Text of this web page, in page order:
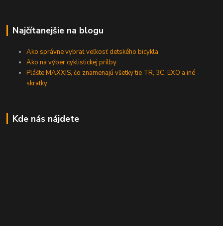
Najčítanejšie na blogu
Ako správne vybrať veľkosť detského bicykla
Ako na výber cyklistickej prilby
Plášte MAXXIS, čo znamenajú všetky tie TR, 3C, EXO a iné
skratky
Kde nás nájdete